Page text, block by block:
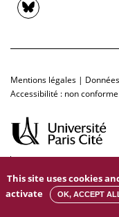
Mentions légales |
Accessibilité : non conforme
This site uses cookies
activate
OK, ACCEPT